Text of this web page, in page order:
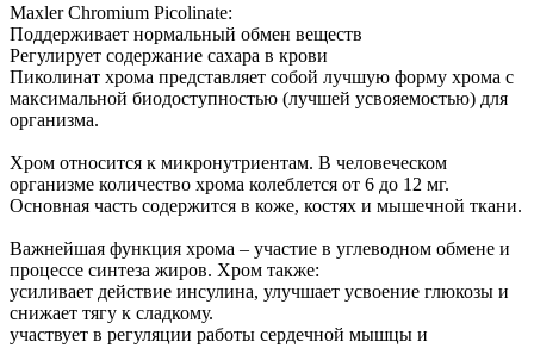
Maxler Chromium Picolinate:
Поддерживает нормальный обмен веществ
Регулирует содержание сахара в крови
Пиколинат хрома представляет собой лучшую форму хрома с
максимальной биодоступностью (лучшей усвояемостью) для
организма.
Хром относится к микронутриентам. В человеческом
организме количество хрома колеблется от 6 до 12 мг.
Основная часть содержится в коже, костях и мышечной ткани.
Важнейшая функция хрома – участие в углеводном обмене и
процессе синтеза жиров. Хром также:
усиливает действие инсулина, улучшает усвоение глюкозы и
снижает тягу к сладкому.
участвует в регуляции работы сердечной мышцы и